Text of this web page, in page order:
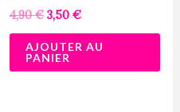
choisies
4,90€ 3,50 €
AJOUTER AU
PANIER